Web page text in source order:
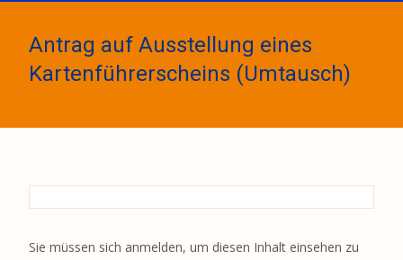
Antrag auf Ausstellung eines
Kartenführerscheins (Umtausch)
Sie müssen sich anmelden, um diesen Inhalt einsehen zu